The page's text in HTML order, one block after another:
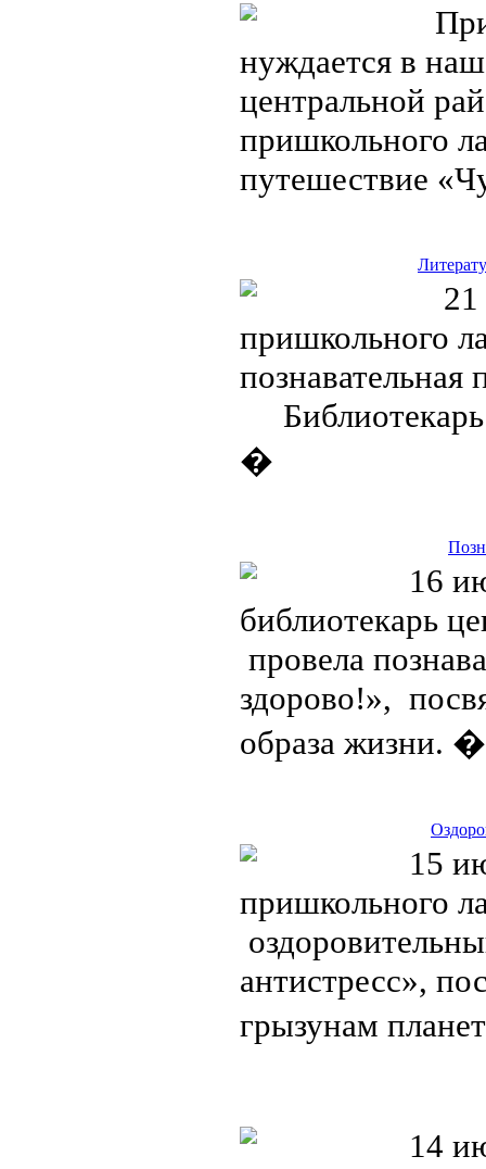
нуждается в
центральной
пришкольного
путешествие
21
пришкольного
Библиотекарь
�
16
библиотекарь
провела
здорово!»,
образа жизни.
15
пришкольного
антистресс»,
грызунам
14